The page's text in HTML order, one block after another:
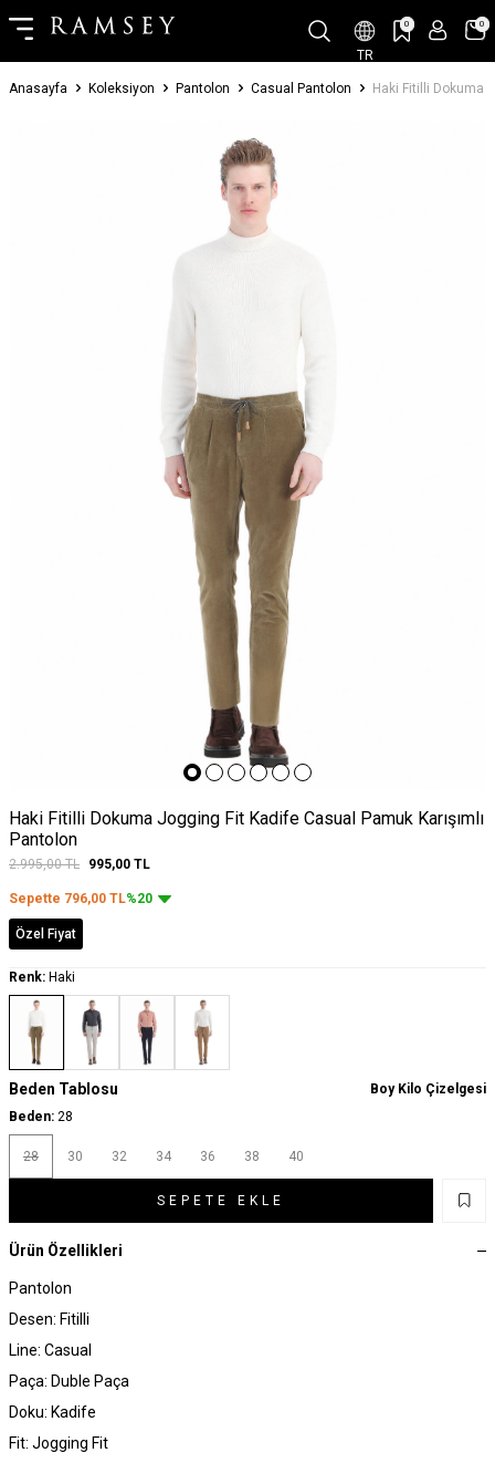
TR
0 0
Anasayfa Koleksiyon Pantolon Casual Pantolon Haki Fitilli Dokuma
Haki Fitilli Dokuma Jogging Fit Kadife Casual Pamuk Karışımlı
Pantolon
2.995,00TL 995,00 TL
Sepette 796,00 TL%20
Özel Fiyat
Renk: Haki
Beden Tablosu
Boy Kilo Çizelgesi
Beden: 28
28 30 32 34 36 38 40
SEPETE EKLE
Ürün Özellikleri
Pantolon
Desen: Fitilli
Line: Casual
Paça: Duble Paça
Doku: Kadife
Fit: Jogging Fit